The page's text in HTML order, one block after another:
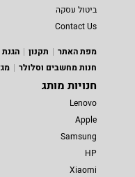
ביטול עסקה
Contact Us
מפת האתר
תקנון
חנות מחשבים וסלולר
חנויות מותג
Lenovo
Apple
Samsung
HP
Xiaomi